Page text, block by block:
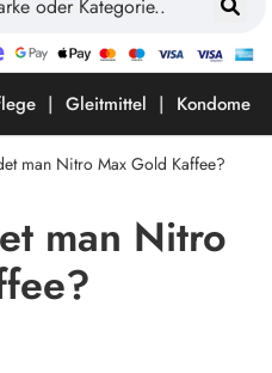
Gleitmittel Kondome
man Nitro Max Gold Kaffee?
man Nitro